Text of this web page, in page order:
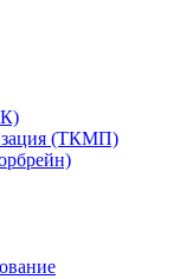
(ТКМП)